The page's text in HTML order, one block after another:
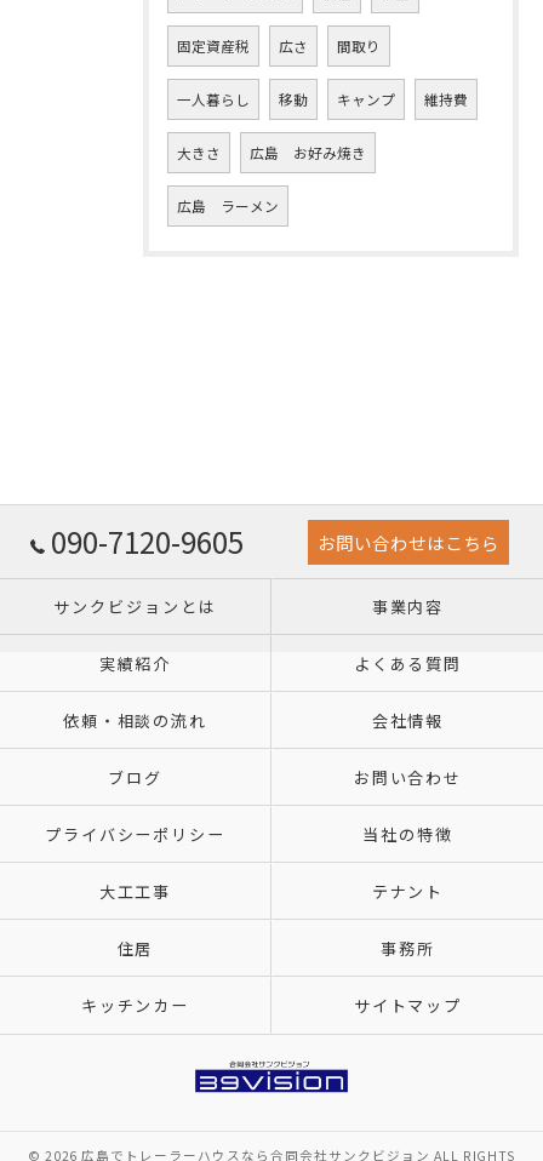
固定資産税 広さ 間取り
一人暮らし 移動 キャンプ 維持費
大きさ 広島 お好み焼き
広島 ラーメン
090-7120-9605 お問い合わせはこちら
サンクビジョンとは 事業内容
実績紹介 よくある質問
依頼・相談の流れ 会社情報
ブログ お問い合わせ
プライバシーポリシー 当社の特徴
大工工事 テナント
住居 事務所
キッチンカー サイトマップ
© 2026 広島でトレーラーハウスなら合同会社サンクビジョン ALL RIGHTS